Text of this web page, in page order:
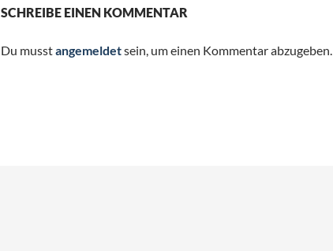
SCHREIBE EINEN KOMMENTAR
Du musstangemeldetsein, um einen Kommentar abzugeben.